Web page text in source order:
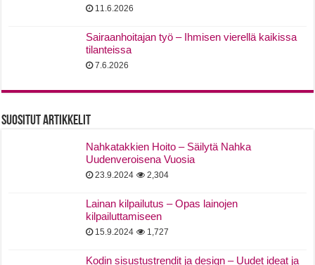
11.6.2026
Sairaanhoitajan työ – Ihmisen vierellä kaikissa
tilanteissa
7.6.2026
Suositut Artikkelit
Nahkatakkien Hoito – Säilytä Nahka
Uudenveroisena Vuosia
23.9.2024 2,304
Lainan kilpailutus – Opas lainojen
kilpailuttamiseen
15.9.2024 1,727
Kodin sisustustrendit ja design – Uudet ideat ja